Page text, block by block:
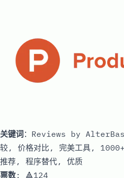
关键词：Reviews by
较, 价格对比, 完美工具,
推荐, 程序替代, 优质
票数: 🔺124